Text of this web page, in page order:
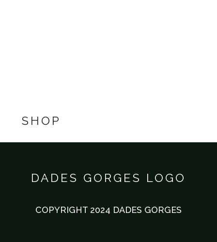
SHOP
DADES GORGES LOGO
COPYRIGHT 2024 DADES GORGES